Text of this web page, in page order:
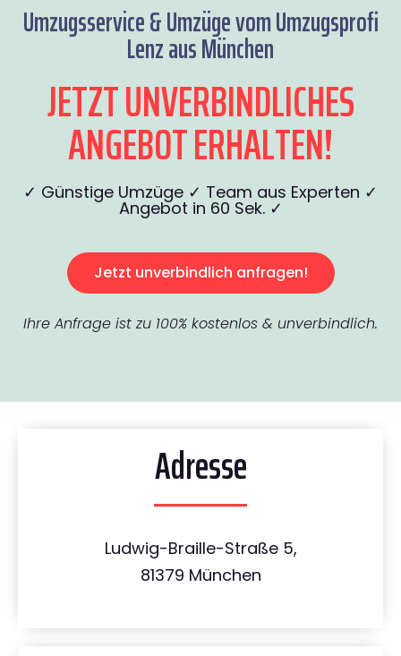
Umzugsservice & Umzüge vom Umzugsprofi
Lenz aus München
JETZT UNVERBINDLICHES
ANGEBOT ERHALTEN!
✓ Günstige Umzüge ✓ Team aus Experten ✓
Angebot in 60 Sek. ✓
Jetzt unverbindlich anfragen!
Ihre Anfrage ist zu 100% kostenlos & unverbindlich.
Adresse
Ludwig-Braille-Straße 5,
81379 München